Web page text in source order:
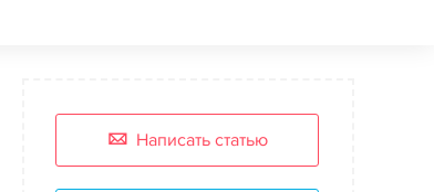
Написать статью